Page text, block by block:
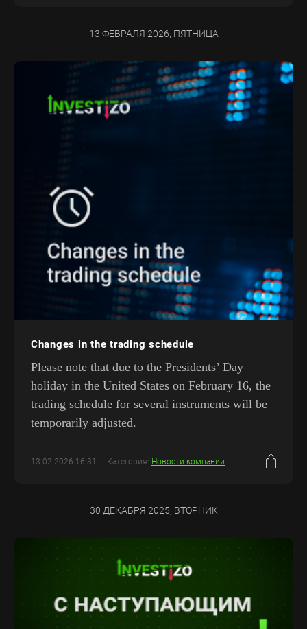
13 ФЕВРАЛЯ 2026, ПЯТНИЦА
Changes in the trading schedule
Please note that due to the Presidents’ Day
holiday in the United States on February 16, the
trading schedule for several instruments will be
temporarily adjusted.
13.02.2026 16:31 Категория: Новости компании
30 ДЕКАБРЯ 2025, ВТОРНИК